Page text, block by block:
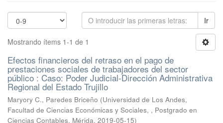
Ir
Mostrando ítems 1-1 de 1
Efectos financieros del retraso en el pago de
prestaciones sociales de trabajadores del sector
público : Caso: Poder Judicial-Dirección Administrativa
Regional del Estado Trujillo
Maryory C., Paredes Briceño (Universidad de Los Andes,
Facultad de Ciencias Económicas y Sociales, , Postgrado en
Ciencias Contables, Mérida, 2019-05-15)